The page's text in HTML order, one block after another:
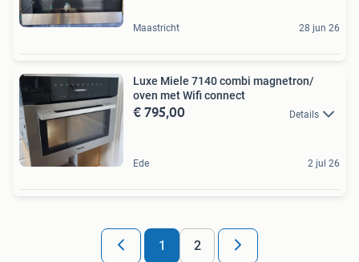
Maastricht 28 jun 26
Luxe Miele 7140 combi magnetron/
oven met Wifi connect
€ 795,00 Details
Ede 2 jul 26
1 2